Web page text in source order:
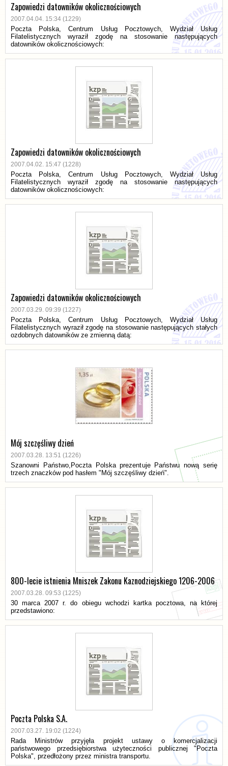
Zapowiedzi datowników okolicznościowych
2007.04.04. 15:34 (1229)
Poczta Polska, Centrum Usług Pocztowych, Wydział Usług
Filatelistycznych wyraził zgodę na stosowanie następujących
datowników okolicznościowych:
Zapowiedzi datowników okolicznościowych
2007.04.02. 15:47 (1228)
Poczta Polska, Centrum Usług Pocztowych, Wydział Usług
Filatelistycznych wyraził zgodę na stosowanie następujących
datowników okolicznościowych:
Zapowiedzi datowników okolicznościowych
2007.03.29. 09:39 (1227)
Poczta Polska, Centrum Usług Pocztowych, Wydział Usług
Filatelistycznych wyraził zgodę na stosowanie następujących stałych
ozdobnych datowników ze zmienną datą:
Mój szczęśliwy dzień
2007.03.28. 13:51 (1226)
Szanowni Państwo,Poczta Polska prezentuje Państwu nową serię
trzech znaczków pod hasłem "Mój szczęśliwy dzień".
800-lecie istnienia Mniszek Zakonu Kaznodziejskiego 1206-2006
2007.03.28. 09:53 (1225)
30 marca 2007 r. do obiegu wchodzi kartka pocztowa, na której
przedstawiono:
Poczta Polska S.A.
2007.03.27. 19:02 (1224)
Rada Ministrów przyjęła projekt ustawy o komercjalizacji
państwowego przedsiębiorstwa użyteczności publicznej "Poczta
Polska", przedłożony przez ministra transportu.